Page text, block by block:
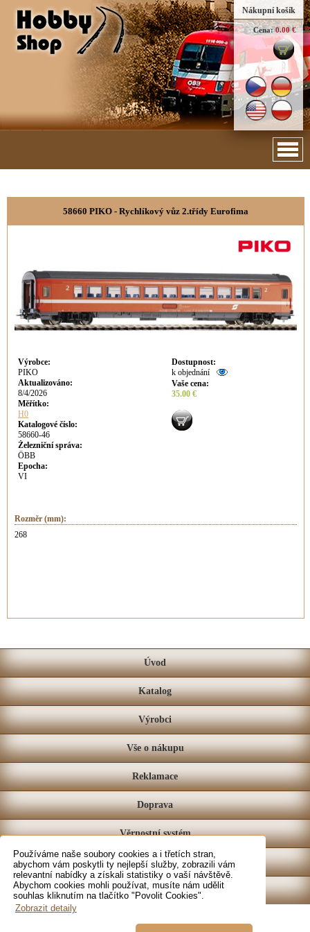
Používáme naše soubory cookies a i třetích stran,
abychom vám poskytli ty nejlepší služby, zobrazili vám
relevantní nabídky a získali statistiky o vaší návštěvě.
Abychom cookies mohli používat, musíte nám udělit
souhlas kliknutím na tlačítko "Povolit Cookies".
Zobrazit detaily
Nákupní košík
Cena: 0.00 €
58660 PIKO - Rychlíkový vůz 2.třídy Eurofima
Výrobce:
PIKO
Aktualizováno:
8/4/2026
Měřítko:
H0
Katalogové číslo:
58660-46
Železniční správa:
ÖBB
Epocha:
VI
Dostupnost:
k objednání
Vaše cena:
35.00 €
Rozměr (mm):
268
Úvod
Katalog
Výrobci
Vše o nákupu
Reklamace
Doprava
Věrnostní systém
Prodejna
Kontakt